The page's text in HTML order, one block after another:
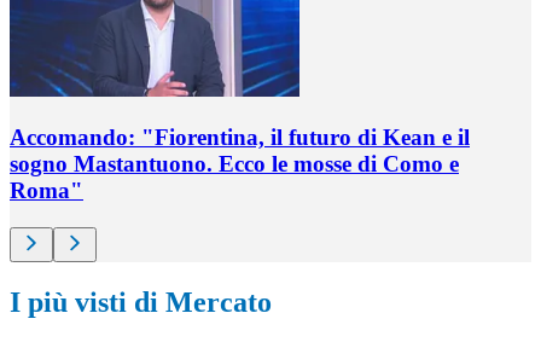
Accomando: "Fiorentina, il futuro di Kean e il
sogno Mastantuono. Ecco le mosse di Como e
Roma"
I più visti di Mercato